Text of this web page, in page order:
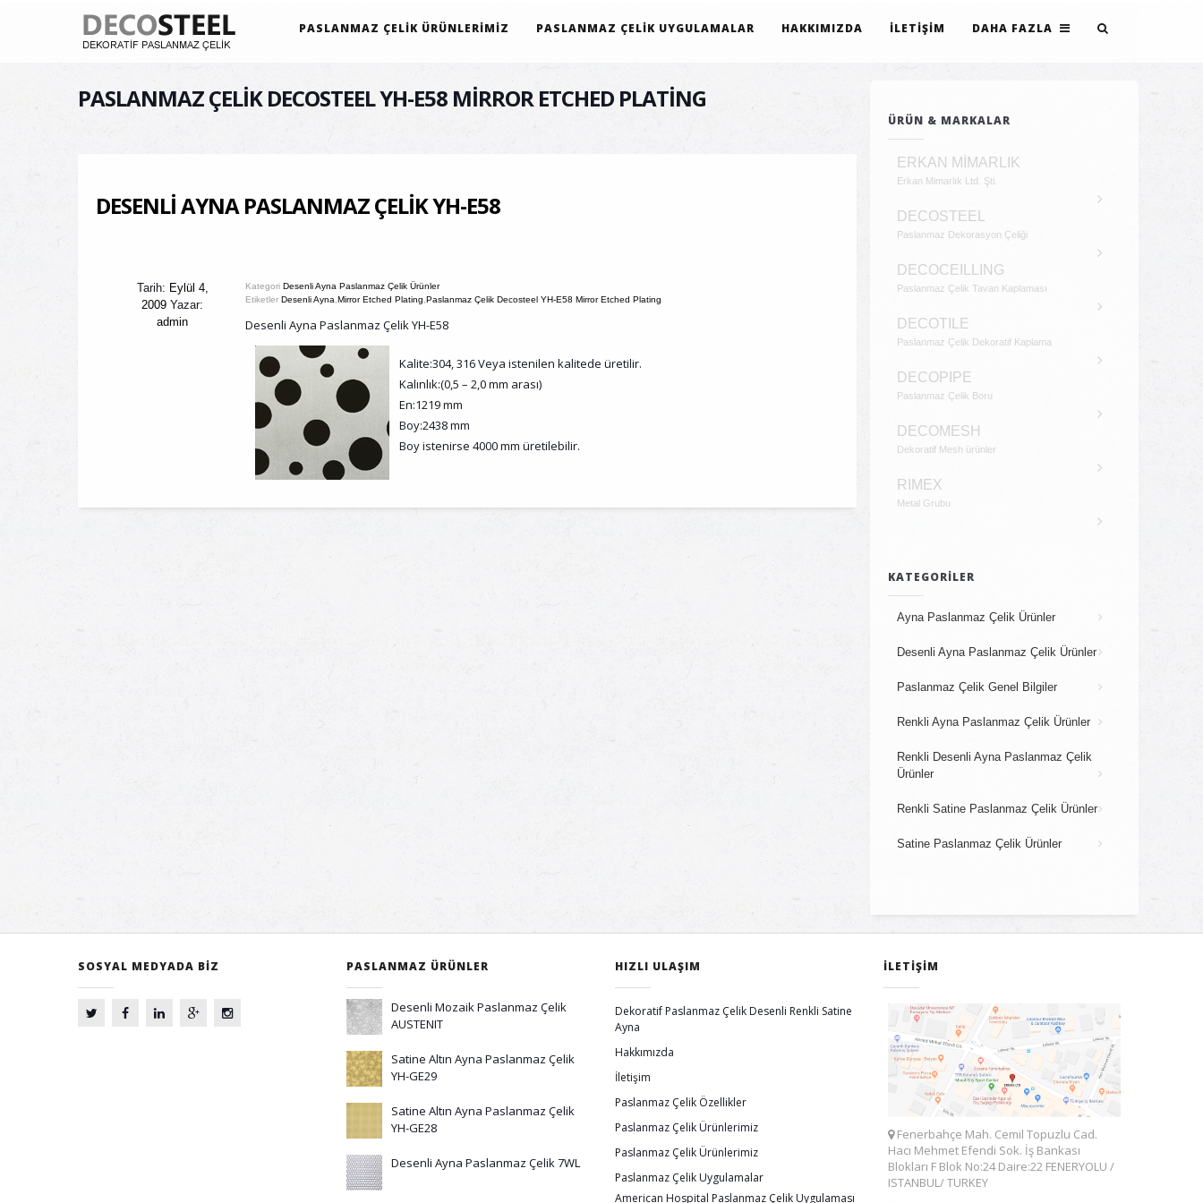
PASLANMAZ ÇELIK ÜRÜNLERIMIZ PASLANMAZ ÇELIK UYGULAMALAR HAKKIMIZDA İLETIŞIM DAHA FAZLA
PASLANMAZ ÇELIK DECOSTEEL YH-E58 MIRROR ETCHED PLATING
DESENLI AYNA PASLANMAZ ÇELIK YH-E58
Tarih: Eylül 4,
2009 Yazar:
admin
Kategori Desenli Ayna Paslanmaz Çelik Ürünler
Etiketler Desenli Ayna Mirror Etched Plating Paslanmaz Çelik Decosteel YH-E58 Mirror Etched Plating
Desenli Ayna Paslanmaz Çelik YH-E58
Kalite:304, 316 Veya istenilen kalitede üretilir.
Kalınlık:(0,5 – 2,0 mm arası)
En:1219 mm
Boy:2438 mm
Boy istenirse 4000 mm üretilebilir.
ÜRÜN & MARKALAR
ERKAN MİMARLIK
Erkan Mimarlık Ltd. Şti.
DECOSTEEL
Paslanmaz Dekorasyon Çeliği
DECOCEILLING
Paslanmaz Çelik Tavan Kaplaması
DECOTILE
Paslanmaz Çelik Dekoratif Kaplama
DECOPIPE
Paslanmaz Çelik Boru
DECOMESH
Dekoratif Mesh ürünler
RIMEX
Metal Grubu
KATEGORILER
Ayna Paslanmaz Çelik Ürünler
Desenli Ayna Paslanmaz Çelik Ürünler
Paslanmaz Çelik Genel Bilgiler
Renkli Ayna Paslanmaz Çelik Ürünler
Renkli Desenli Ayna Paslanmaz Çelik
Ürünler
Renkli Satine Paslanmaz Çelik Ürünler
Satine Paslanmaz Çelik Ürünler
SOSYAL MEDYADA BİZ PASLANMAZ ÜRÜNLER
Desenli Mozaik Paslanmaz Çelik
AUSTENIT
Satine Altın Ayna Paslanmaz Çelik
YH-GE29
Satine Altın Ayna Paslanmaz Çelik
YH-GE28
Desenli Ayna Paslanmaz Çelik 7WL
HIZLI ULAŞIM
Dekoratif Paslanmaz Çelik Desenli Renkli Satine
Ayna
Hakkımızda
İletişim
Paslanmaz Çelik Özellikler
Paslanmaz Çelik Ürünlerimiz
Paslanmaz Çelik Ürünlerimiz
Paslanmaz Çelik Uygulamalar
American Hospital Paslanmaz Çelik Uygulaması
İLETİŞİM
Fenerbahçe Mah. Cemil Topuzlu Cad.
Hacı Mehmet Efendi Sok. İş Bankası
Blokları F Blok No:24 Daire:22 FENERYOLU /
ISTANBUL/ TURKEY